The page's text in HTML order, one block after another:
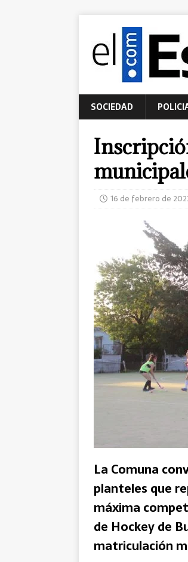
SOCIEDAD
16 de febrero de
La Comuna
planteles que
máxima
de Hockey de
matriculación